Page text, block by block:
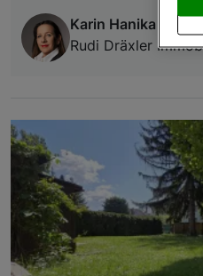
Karin Hanika
Rudi Dräxler
und
und
Liste